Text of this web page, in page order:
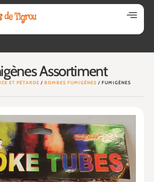
Assortiment
ET PÉTARDS / BOMBES FUMIGÈNES / FUMIGÈNES